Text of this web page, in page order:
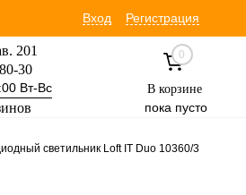
Вход Регистрация
201
30
Вт-Вс
60
0
В корзине
пока пусто
светильник Loft IT Duo 10360/3